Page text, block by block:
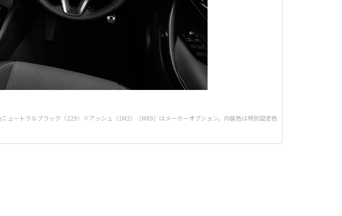
ュートラルブラック〈229〉×アッシュ〈1M2〉［M89］はメーカーオプション。内装色は特別設定色